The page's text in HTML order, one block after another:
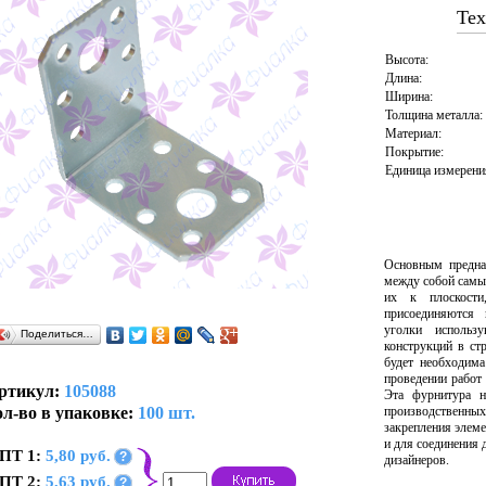
Поделиться…
105088
во в упаковке: 100 шт.
1: 5,80 руб. ?
2: 5,63 руб. ?
Высота:
Длина:
Ширина:
Толщина металла:
Материал:
Покрытие:
Единица
Основным
между собой
их к
уголки
конструкций в
будет
проведении
Эта фурнитура
закрепления
и для соединения
дизайнеров.